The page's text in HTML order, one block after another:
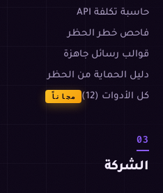
حاسبة تكلفة API
فاحص خطر الحظر
قوالب رسائل جاهزة
دليل الحماية من الحظر
كل الأدوات (12)
مجاناً
03
الشركة